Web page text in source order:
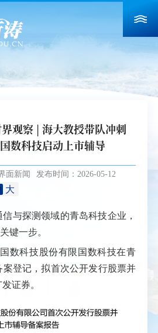
界观察 | 海大教授带队冲刺
数科技启动上市辅导
面新闻 发布时间：2026-05-12
大
与探测领域的青岛科技企业，
键一步。
数科技股份有限国数科技在青
案登记，拟首次公开发行股票并
证券。